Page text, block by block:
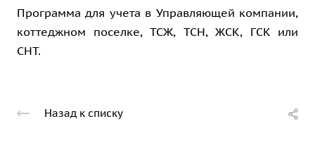
Программа для учета в Управляющей компании,
коттеджном поселке, ТСЖ, ТСН, ЖСК, ГСК или
СНТ.
Назад к списку